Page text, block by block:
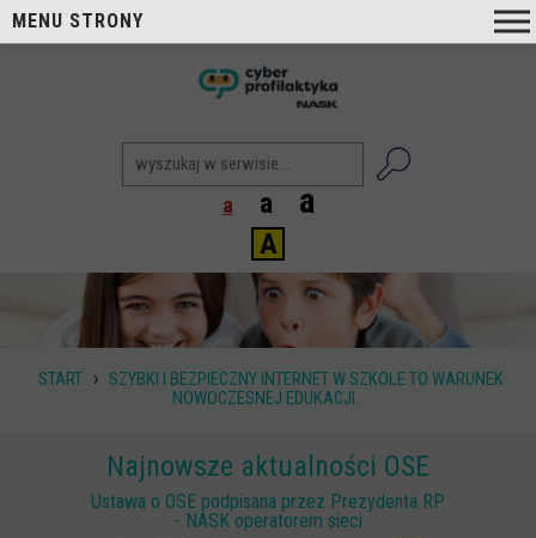
a a a
A
START › SZYBKI I BEZPIECZNY INTERNET W SZKOLE TO WARUNEK
NOWOCZESNEJ EDUKACJI.
Najnowsze aktualności OSE
Ustawa o OSE podpisana przez Prezydenta RP
- NASK operatorem sieci
MENU STRONY
Cyberprofilaktyka NASK
Nasi Eksperci
Aktualności
Projekty
Poradniki i publikacje
Dla nauczycieli